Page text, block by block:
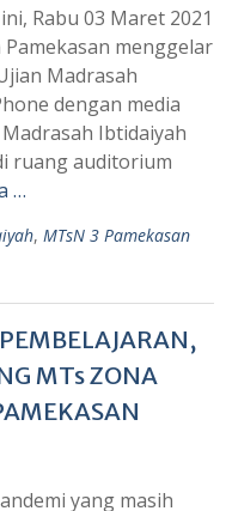
Rabu 03 Maret 2021
menggelar
Madrasah
dengan media
Ibtidaiyah
ruang auditorium
…
, MTsN 3 Pamekasan
MTs ZONA
yang masih